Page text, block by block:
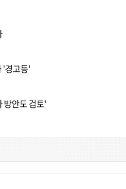
'경고등'
방안도 검토'